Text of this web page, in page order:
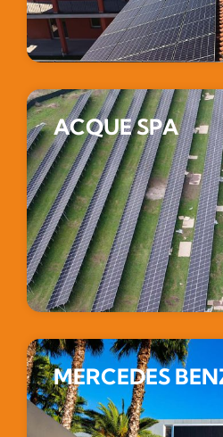
ACQUE SPA
MERCEDES